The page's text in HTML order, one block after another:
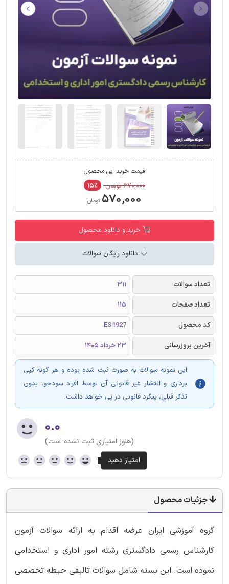
قیمت خرید این محصول
۶۷۰,۰۰۰ تومان ۱۵٪
۵۷۰,۰۰۰ تومان
خرید و دانلود محصول
دانلود رایگان سوالات
تعداد سوالات
311
تعداد صفحات
115
کد محصول
ES1927
آخرین بروزرسانی
23 خرداد 1405
این نمونه سوالات به صورت ثبت شده بوده و هر گونه کپی
برداری و انتشار غیر قانونی آن توسط افراد سودجو، بدون
تذکر قبلی، پیگرد قانونی در پی خواهد داشت.
۰.۰
(هنوز امتیازی ثبت نشده است)
جزئیات محصول
گروه آموزشی ایران عرضه اقدام به ارائه سوالات آزمون
کارشناس رسمی دادگستری رشته امور اداری و استخدامی
نموده است. این بسته شامل سوالات تالیفی حیطه تخصصی